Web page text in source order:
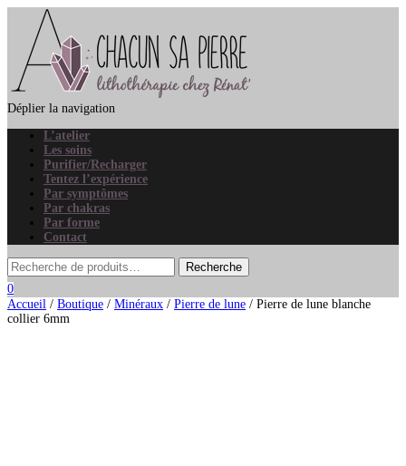
Déplier la navigation
L’atelier
Les soins
Purifier/Recharger
Tentez l’expérience
Par symptômes
Par chakras
Par forme
Contact
0
Accueil / Boutique / Minéraux / Pierre de lune / Pierre de lune blanche
collier 6mm